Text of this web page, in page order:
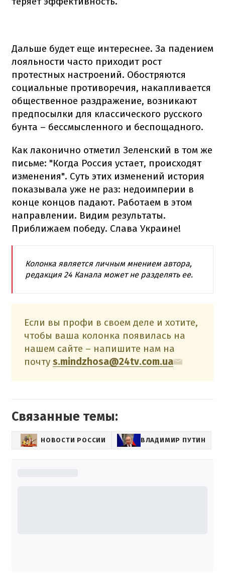
Дальше будет еще интереснее. За падением
лояльности часто приходит рост
протестных настроений. Обостряются
социальные противоречия, накапливается
общественное раздражение, возникают
предпосылки для классического русского
бунта – бессмысленного и беспощадного.
Как лаконично отметил Зеленский в том же
письме: "Когда Россия устает, происходят
изменения". Суть этих изменений история
показывала уже не раз: недоимперии в
конце концов падают. Работаем в этом
направлении. Видим результаты.
Приближаем победу. Слава Украине!
Колонка является личным мнением автора,
редакция 24 Канала может не разделять ее.
Если вы профи в своем деле и хотите,
чтобы ваша колонка появилась на
нашем сайте – напишите нам на
почту s.mindzhosa@24tv.com.ua
Связанные темы:
НОВОСТИ РОССИИ ВЛАДИМИР ПУТИН